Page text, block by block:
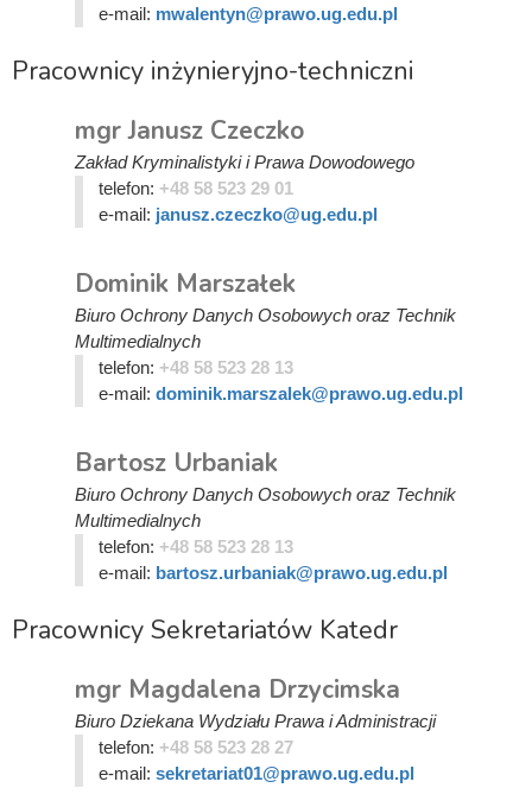
e-mail: mwalentyn@prawo.ug.edu.pl
Pracownicy inżynieryjno-techniczni
mgr Janusz Czeczko
Zakład Kryminalistyki i Prawa Dowodowego
telefon: +48 58 523 29 01
e-mail: janusz.czeczko@ug.edu.pl
Dominik Marszałek
Biuro Ochrony Danych Osobowych oraz Technik
Multimedialnych
telefon: +48 58 523 28 13
e-mail: dominik.marszalek@prawo.ug.edu.pl
Bartosz Urbaniak
Biuro Ochrony Danych Osobowych oraz Technik
Multimedialnych
telefon: +48 58 523 28 13
e-mail: bartosz.urbaniak@prawo.ug.edu.pl
Pracownicy Sekretariatów Katedr
mgr Magdalena Drzycimska
Biuro Dziekana Wydziału Prawa i Administracji
telefon: +48 58 523 28 27
e-mail: sekretariat01@prawo.ug.edu.pl